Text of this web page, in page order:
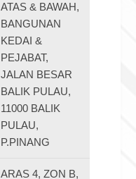
ATAS & BAWAH,
BANGUNAN
KEDAI &
PEJABAT,
JALAN BESAR
BALIK PULAU,
11000 BALIK
PULAU,
P.PINANG
ARAS 4, ZON B,